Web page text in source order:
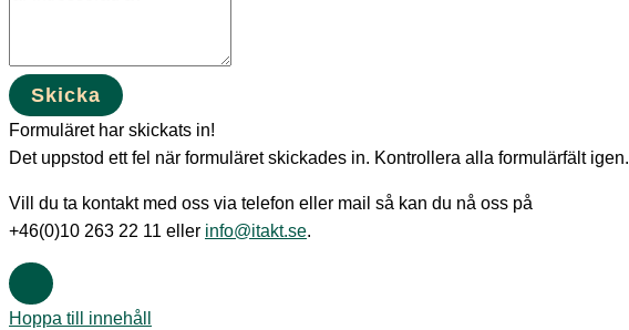
Skicka
Formuläret har skickats in!
Det uppstod ett fel när formuläret skickades in. Kontrollera alla formulärfält igen.
Vill du ta kontakt med oss via telefon eller mail så kan du nå oss på
+46(0)10 263 22 11 eller info@itakt.se.
Hoppa till innehåll